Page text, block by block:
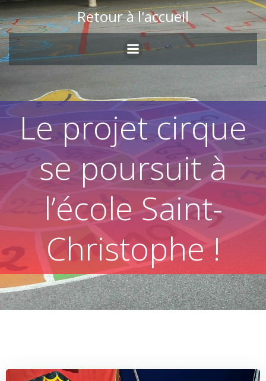
Skip
to
content
Retour à l'accueil
Le projet cirque
se poursuit à
l’école Saint-
Christophe !